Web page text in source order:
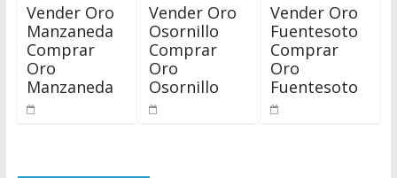
Vender Oro
Manzaneda
Comprar
Oro
Manzaneda
Vender Oro
Osornillo
Comprar
Oro
Osornillo
Vender Oro
Fuentesoto
Comprar
Oro
Fuentesoto